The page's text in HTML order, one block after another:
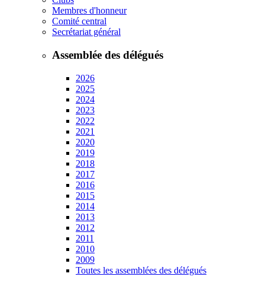
Membres d'honneur
Comité central
Secrétariat général
Assemblée des délégués
2026
2025
2024
2023
2022
2021
2020
2019
2018
2017
2016
2015
2014
2013
2012
2011
2010
2009
Toutes les assemblées des délégués